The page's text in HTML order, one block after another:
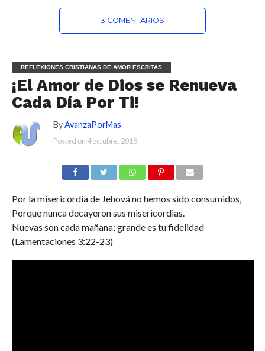
3 COMENTARIOS
REFLEXIONES CRISTIANAS DE AMOR ESCRITAS
¡El Amor de Dios se Renueva
Cada Día Por Ti!
By AvanzaPorMas
Posted on4 octubre, 2018
Por la misericordia de Jehová no hemos sido consumidos,
Porque nunca decayeron sus misericordias.
Nuevas son cada mañana; grande es tu fidelidad
(Lamentaciones 3:22-23)